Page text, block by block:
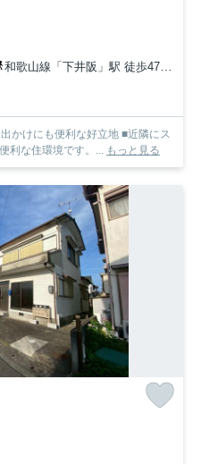
和歌山線「下井阪」駅 徒歩47分
かけにも便利な好立地 ■近隣にス
利な住環境です。... もっと見る